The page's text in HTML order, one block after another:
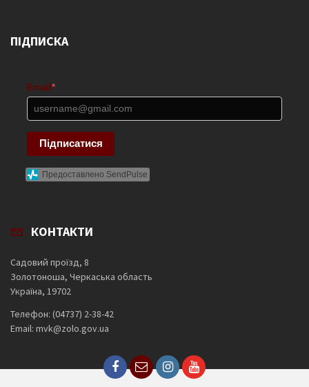
ПІДПИСКА
Email *
Підписатися
Предоставлено SendPulse
КОНТАКТИ
Садовий проїзд, 8
Золотоноша, Черкаська область
Україна, 19702
Телефон: (04737) 2-38-42
Email: mvk@zolo.gov.ua